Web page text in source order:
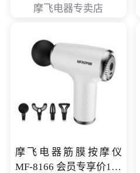
摩飞电器专卖店
摩飞电器筋膜按摩仪
MF-8166 会员专享价168